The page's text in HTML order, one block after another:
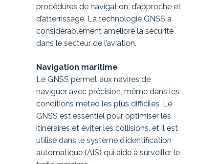
procédures de navigation, d’approche et
d’atterrissage. La technologie GNSS a
considérablement amélioré la sécurité
dans le secteur de l’aviation.
Navigation maritime
Le GNSS permet aux navires de
naviguer avec précision, même dans les
conditions météo les plus difficiles. Le
GNSS est essentiel pour optimiser les
itinéraires et éviter les collisions, et il est
utilisé dans le système d’identification
automatique (AIS) qui aide à surveiller le